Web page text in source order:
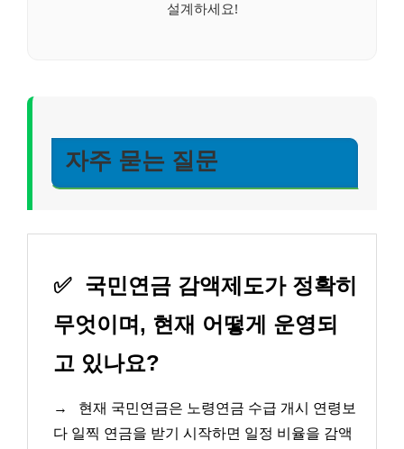
설계하세요!
자주 묻는 질문
✅ 국민연금 감액제도가 정확히
무엇이며, 현재 어떻게 운영되
고 있나요?
→
현재 국민연금은 노령연금 수급 개시 연령보
다 일찍 연금을 받기 시작하면 일정 비율을 감액